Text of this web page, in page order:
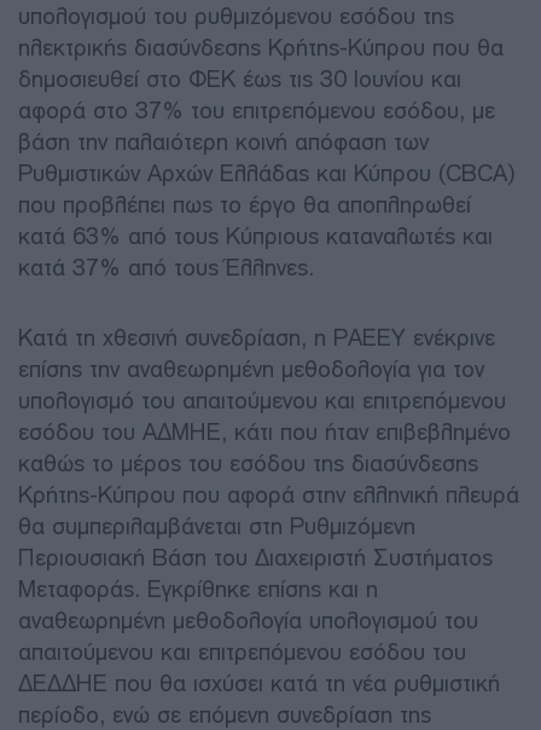
υπολογισμού του ρυθμιζόμενου εσόδου της
ηλεκτρικής διασύνδεσης Κρήτης-Κύπρου που θα
δημοσιευθεί στο ΦΕΚ έως τις 30 Ιουνίου και
αφορά στο 37% του επιτρεπόμενου εσόδου, με
βάση την παλαιότερη κοινή απόφαση των
Ρυθμιστικών Αρχών Ελλάδας και Κύπρου (CBCA)
που προβλέπει πως το έργο θα αποπληρωθεί
κατά 63% από τους Κύπριους καταναλωτές και
κατά 37% από τους Έλληνες.
Κατά τη χθεσινή συνεδρίαση, η ΡΑΕΕΥ ενέκρινε
επίσης την αναθεωρημένη μεθοδολογία για τον
υπολογισμό του απαιτούμενου και επιτρεπόμενου
εσόδου του ΑΔΜΗΕ, κάτι που ήταν επιβεβλημένο
καθώς το μέρος του εσόδου της διασύνδεσης
Κρήτης-Κύπρου που αφορά στην ελληνική πλευρά
θα συμπεριλαμβάνεται στη Ρυθμιζόμενη
Περιουσιακή Βάση του Διαχειριστή Συστήματος
Μεταφοράς. Εγκρίθηκε επίσης και η
αναθεωρημένη μεθοδολογία υπολογισμού του
απαιτούμενου και επιτρεπόμενου εσόδου του
ΔΕΔΔΗΕ που θα ισχύσει κατά τη νέα ρυθμιστική
περίοδο, ενώ σε επόμενη συνεδρίαση της